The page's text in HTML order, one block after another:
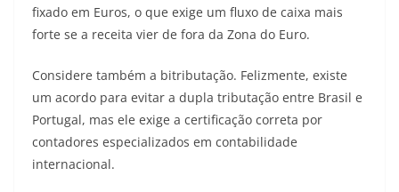
fixado em Euros, o que exige um fluxo de caixa mais
forte se a receita vier de fora da Zona do Euro.
Considere também a bitributação. Felizmente, existe
um acordo para evitar a dupla tributação entre Brasil e
Portugal, mas ele exige a certificação correta por
contadores especializados em contabilidade
internacional.